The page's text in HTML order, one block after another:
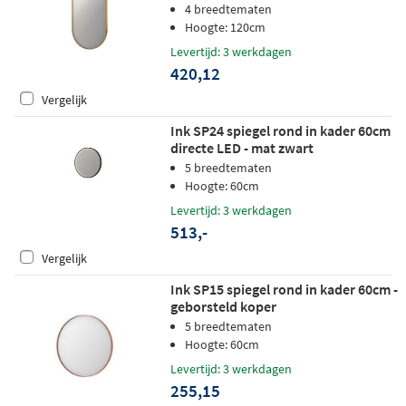
4 breedtematen
Hoogte: 120cm
Levertijd: 3 werkdagen
420,12
Vergelijk
Ink SP24 spiegel rond in kader 60cm
directe LED - mat zwart
5 breedtematen
Hoogte: 60cm
Levertijd: 3 werkdagen
513,-
Vergelijk
Ink SP15 spiegel rond in kader 60cm -
geborsteld koper
5 breedtematen
Hoogte: 60cm
Levertijd: 3 werkdagen
255,15